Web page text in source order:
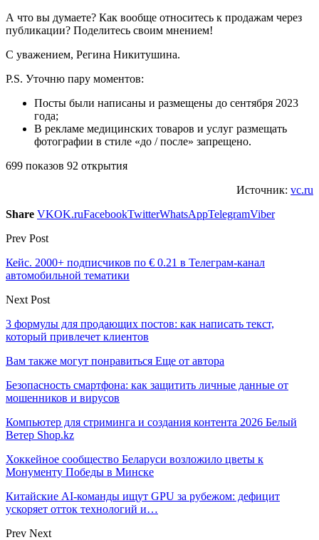
А что вы думаете? Как вообще относитесь к продажам через
публикации? Поделитесь своим мнением!
С уважением, Регина Никитушина.
P.S. Уточню пару моментов:
Посты были написаны и размещены до сентября 2023
года;
В рекламе медицинских товаров и услуг размещать
фотографии в стиле «до / после» запрещено.
699 показов 92 открытия
Источник: vc.ru
Share VKOK.ruFacebookTwitterWhatsAppTelegramViber
Prev Post
Кейс. 2000+ подписчиков по € 0.21 в Телеграм-канал
автомобильной тематики
Next Post
3 формулы для продающих постов: как написать текст,
который привлечет клиентов
Вам также могут понравиться Еще от автора
Безопасность смартфона: как защитить личные данные от
мошенников и вирусов
Компьютер для стриминга и создания контента 2026 Белый
Ветер Shop.kz
Хоккейное сообщество Беларуси возложило цветы к
Монументу Победы в Минске
Китайские AI-команды ищут GPU за рубежом: дефицит
ускоряет отток технологий и…
Prev Next